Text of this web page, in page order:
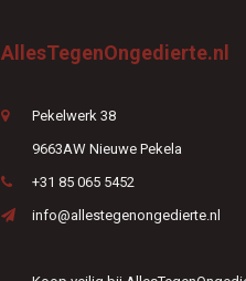
AllesTegenOngedierte.nl
Pekelwerk 38
9663AW Nieuwe Pekela
+31 85 065 5452
info@allestegenongedierte.nl